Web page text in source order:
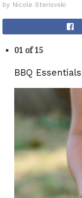
by Nicole Steriovski
01 of 15
BBQ Essentials